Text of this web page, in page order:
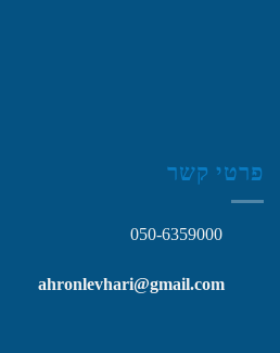
פרטי קשר
050-6359000
ahronlevhari@gmail.com